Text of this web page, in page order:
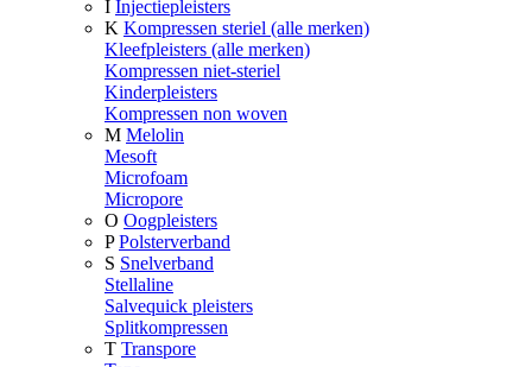
I Injectiepleisters
K Kompressen steriel (alle merken)
Kleefpleisters (alle merken)
Kompressen niet-steriel
Kinderpleisters
Kompressen non woven
M Melolin
Mesoft
Microfoam
Micropore
O Oogpleisters
P Polsterverband
S Snelverband
Stellaline
Salvequick pleisters
Splitkompressen
T Transpore